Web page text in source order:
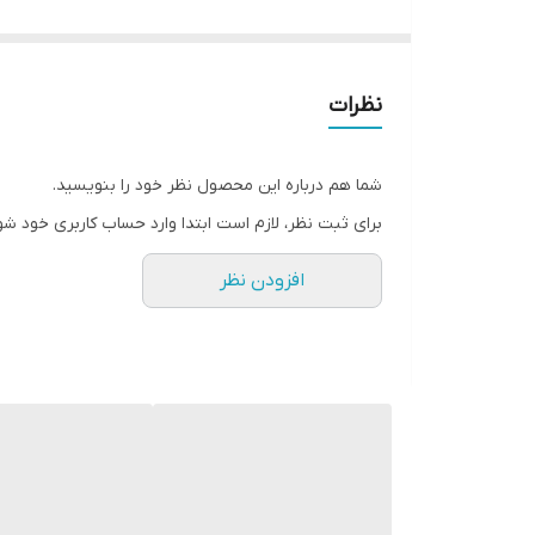
نظرات
شما هم درباره این محصول نظر خود را بنویسید.
برای ثبت نظر، لازم است ابتدا وارد حساب کاربری خود
افزودن نظر